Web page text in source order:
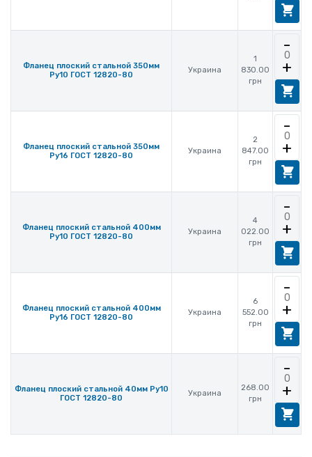
Фланец плоский стальной 350мм
Ру10 ГОСТ 12820-80
Украина
1
830.00
грн
-
+
Фланец плоский стальной 350мм
Ру16 ГОСТ 12820-80
Украина
2
847.00
грн
-
+
Фланец плоский стальной 400мм
Ру10 ГОСТ 12820-80
Украина
4
022.00
грн
-
+
Фланец плоский стальной 400мм
Ру16 ГОСТ 12820-80
Украина
6
552.00
грн
-
+
Фланец плоский стальной 40мм Ру10
ГОСТ 12820-80
Украина
268.00
грн
-
+